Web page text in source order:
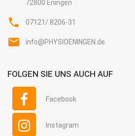
72800 Eningen
07121/ 8206-31
info@PHYSIOENINGEN.de
FOLGEN SIE UNS AUCH AUF
Facebook
Instagram